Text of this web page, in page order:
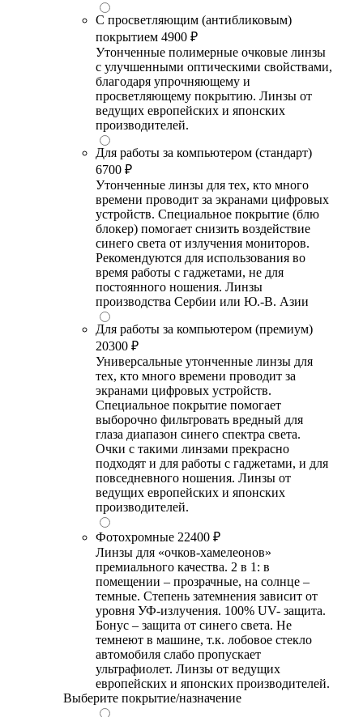
С просветляющим (антибликовым)
покрытием 4900 ₽
Утонченные полимерные очковые линзы
с улучшенными оптическими свойствами,
благодаря упрочняющему и
просветляющему покрытию. Линзы от
ведущих европейских и японских
производителей.
Для работы за компьютером (стандарт)
6700 ₽
Утонченные линзы для тех, кто много
времени проводит за экранами цифровых
устройств. Специальное покрытие (блю
блокер) помогает снизить воздействие
синего света от излучения мониторов.
Рекомендуются для использования во
время работы с гаджетами, не для
постоянного ношения. Линзы
производства Сербии или Ю.-В. Азии
Для работы за компьютером (премиум)
20300 ₽
Универсальные утонченные линзы для
тех, кто много времени проводит за
экранами цифровых устройств.
Специальное покрытие помогает
выборочно фильтровать вредный для
глаза диапазон синего спектра света.
Очки с такими линзами прекрасно
подходят и для работы с гаджетами, и для
повседневного ношения. Линзы от
ведущих европейских и японских
производителей.
Фотохромные 22400 ₽
Линзы для «очков-хамелеонов»
премиального качества. 2 в 1: в
помещении – прозрачные, на солнце –
темные. Степень затемнения зависит от
уровня УФ-излучения. 100% UV- защита.
Бонус – защита от синего света. Не
темнеют в машине, т.к. лобовое стекло
автомобиля слабо пропускает
ультрафиолет. Линзы от ведущих
европейских и японских производителей.
Выберите покрытие/назначение